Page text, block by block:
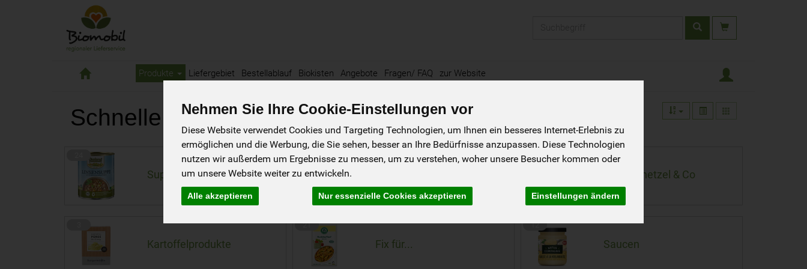
Nehmen Sie Ihre Cookie-Einstellungen vor
Diese Website verwendet Cookies und Targeting Technologien, um Ihnen ein besseres Internet-Erlebnis zu
ermöglichen und die Werbung, die Sie sehen, besser an Ihre Bedürfnisse anzupassen. Diese Technologien
nutzen wir außerdem um Ergebnisse zu messen, um zu verstehen, woher unsere Besucher kommen oder
um unsere Website weiter zu entwickeln.
Alle akzeptieren Nur essenzielle Cookies akzeptieren Einstellungen ändern
Biomobil Produkte Liefergebiet Bestellablauf Biokisten Angebote Fragen/ FAQ zur Website
Schnelle Küche
Suppen & Eintöpfe
9
Sojaschnetzel & Co
Kartoffelprodukte
21
Fix für...
12
Saucen